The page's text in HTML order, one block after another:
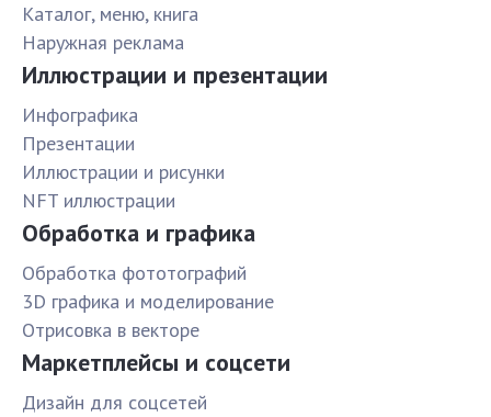
Каталог, меню, книга
Наружная реклама
Иллюстрации и презентации
Инфографика
Презентации
Иллюстрации и рисунки
NFT иллюстрации
Обработка и графика
Обработка фототографий
3D графика и моделирование
Отрисовка в векторе
Маркетплейсы и соцсети
Дизайн для соцсетей